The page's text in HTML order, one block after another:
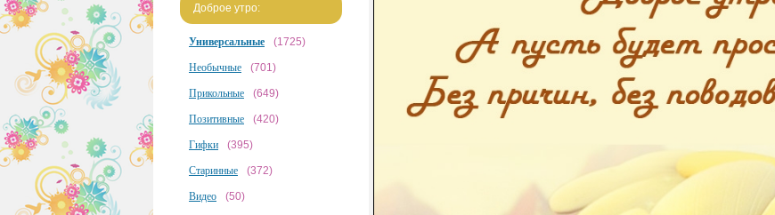
Доброе утро:
Универсальные (1725)
Необычные (701)
Прикольные (649)
Позитивные (420)
Гифки (395)
Старинные (372)
Видео (50)